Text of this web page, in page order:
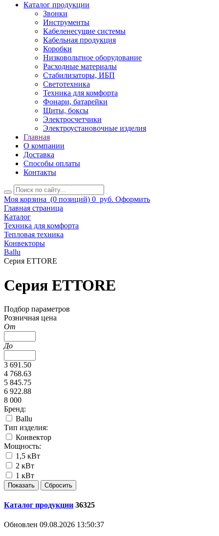
Каталог продукции
Звонки
Инструменты
Кабеленесущие системы
Кабельная продукция
Коробки
Низковольтное оборудование
Расходные материалы
Стабилизаторы, ИБП
Светотехника
Техника для комфорта
Фонари, батарейки
Щиты, боксы
Электросчетчики
Электроустановочные изделия
Главная
О компании
Доставка
Способы оплаты
Контакты
Моя корзина (0 позиций) 0 руб. Оформить
Главная страница
Каталог
Техника для комфорта
Тепловая техника
Конвекторы
Ballu
Серия ETTORE
Серия ETTORE
Подбор параметров
Розничная цена
От
До
3 691.50
4 768.63
5 845.75
6 922.88
8 000
Бренд:
Ballu
Тип изделия:
Конвектор
Мощность:
1,5 кВт
2 кВт
1 кВт
Каталог продукции 36325
Обновлен 09.08.2026 13:50:37